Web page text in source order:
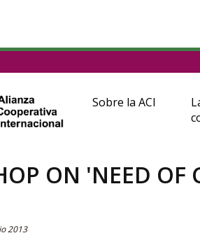
Sobre la ACI
ON 'NEED OF
2013